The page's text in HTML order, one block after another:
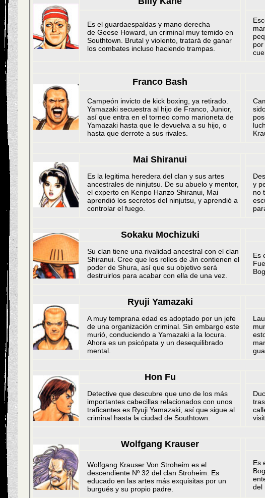
Es el guardaespaldas y mano derecha
de Geese Howard, un criminal muy temido en
Southtown. Brutal y violento, tratará de ganar
los combates incluso haciendo trampas.
Franco Bash
Campeón invicto de kick boxing, ya retirado.
Yamazaki secuestra al hijo de Franco, Junior,
así que entra en el torneo como marioneta de
Yamazaki hasta que le devuelva a su hijo, o
hasta que derrote a sus rivales.
Mai Shiranui
Es la legitima heredera del clan y sus artes
ancestrales de ninjutsu. De su abuelo y mentor,
el experto en Kenpo Hanzo Shiranui, Mai
aprendió los secretos del ninjutsu, y aprendió a
controlar el fuego.
y
no
Sokaku Mochizuki
Su clan tiene una rivalidad ancestral con el clan
Shiranui. Cree que los rollos de Jin contienen el
poder de Shura, así que su objetivo será
destruirlos para acabar con ella de una vez.
Es
Ryuji Yamazaki
A muy temprana edad es adoptado por un jefe
de una organización criminal. Sin embargo este
murió, conduciendo a Yamazaki a la locura.
Ahora es un psicópata y un desequilibrado
mental.
Hon Fu
Detective que descubre que uno de los más
importantes cabecillas relacionados con unos
traficantes es Ryuji Yamazaki, así que sigue al
criminal hasta la ciudad de Southtown.
Wolfgang Krauser
Wolfgang Krauser Von Stroheim es el
descendiente Nº 32 del clan Stroheim. Es
educado en las artes más exquisitas por un
burgués y su propio padre.
Es
del